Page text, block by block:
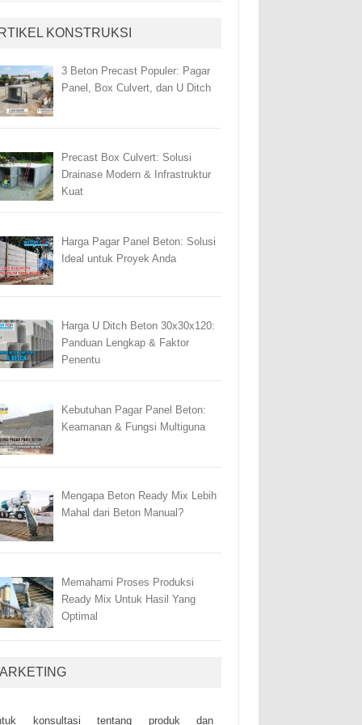
KONSTRUKSI
3 Beton Precast Populer: Pagar
Panel, Box Culvert, dan U Ditch
Precast Box Culvert: Solusi
Drainase Modern & Infrastruktur
Kuat
Harga Pagar Panel Beton: Solusi
Ideal untuk Proyek Anda
Harga U Ditch Beton 30x30x120:
Panduan Lengkap & Faktor
Penentu
Kebutuhan Pagar Panel Beton:
Keamanan & Fungsi Multiguna
Mengapa Beton Ready Mix Lebih
Mahal dari Beton Manual?
Memahami Proses Produksi
Ready Mix Untuk Hasil Yang
Optimal
kоnsultаsі tеntаng рrоduk dаn